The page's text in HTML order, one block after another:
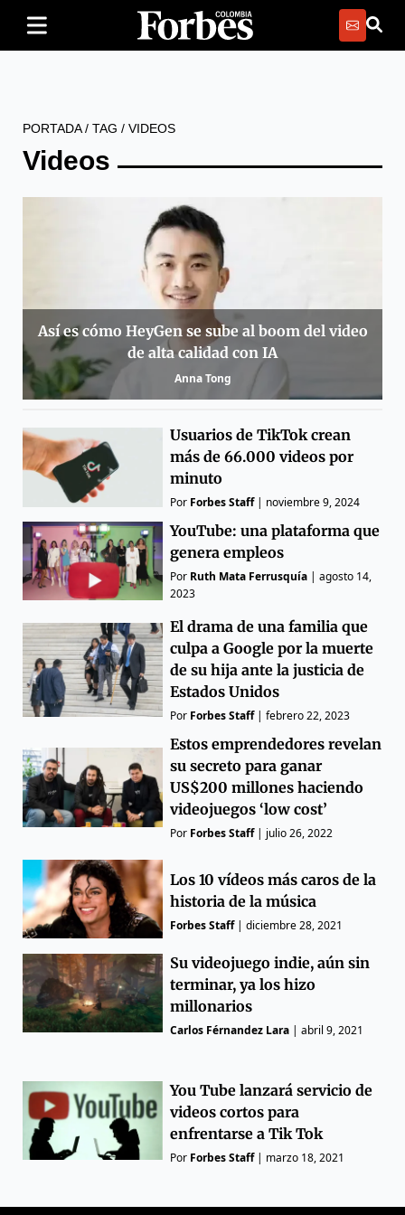
PORTADA/ TAG / VIDEOS
Videos
Así es cómo HeyGen se sube al boom del video
de alta calidad con IA
Anna Tong
Usuarios de TikTok crean
más de 66.000 videos por
minuto
Por Forbes Staff| noviembre 9, 2024
YouTube: una plataforma que
genera empleos
Por Ruth Mata Ferrusquía |agosto 14,
2023
El drama de una familia que
culpa a Google por la muerte
de su hija ante la justicia de
Estados Unidos
Por Forbes Staff|febrero 22, 2023
Estos emprendedores revelan
su secreto para ganar
US$200 millones haciendo
videojuegos ‘low cost’
Por Forbes Staff| julio 26, 2022
Los 10 vídeos más caros de la
historia de la música
Forbes Staff|diciembre 28, 2021
Su videojuego indie, aún sin
terminar, ya los hizo
millonarios
Carlos Férnandez Lara |abril 9, 2021
You Tube lanzará servicio de
videos cortos para
enfrentarse a Tik Tok
Por Forbes Staff| marzo 18, 2021